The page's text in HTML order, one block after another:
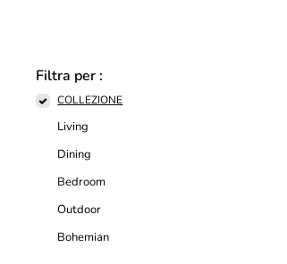
Filtra per :
COLLEZIONE
Living
Dining
Bedroom
Outdoor
Bohemian